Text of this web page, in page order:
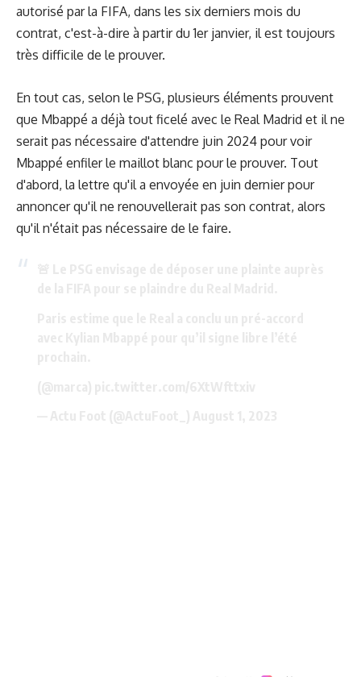
autorisé par la FIFA, dans les six derniers mois du
contrat, c'est-à-dire à partir du 1er janvier, il est toujours
très difficile de le prouver.
En tout cas, selon le PSG, plusieurs éléments prouvent
que Mbappé a déjà tout ficelé avec le Real Madrid et il ne
serait pas nécessaire d'attendre juin 2024 pour voir
Mbappé enfiler le maillot blanc pour le prouver. Tout
d'abord, la lettre qu'il a envoyée en juin dernier pour
annoncer qu'il ne renouvellerait pas son contrat, alors
qu'il n'était pas nécessaire de le faire.